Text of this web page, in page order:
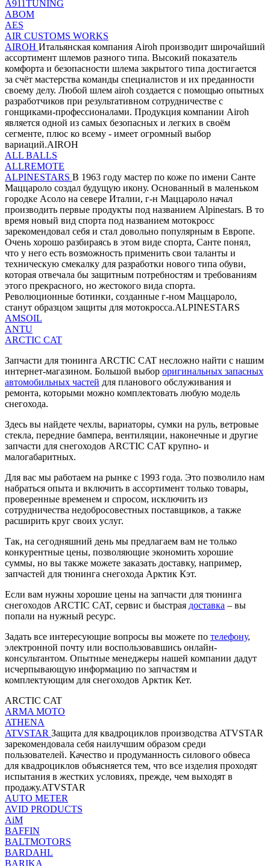
A911TUNING
ABOM
AES
AIR CUSTOMS WORKS
AIROH Итальянская компания Airoh производит широчайший
ассортимент шлемов разного типа. Высокий показатель
комфорта и безопасности шлема закрытого типа достигается
за счёт мастерства команды специалистов и их преданности
своему делу. Любой шлем airoh создается с помощью опытных
разработчиков при результативном сотрудничестве с
гонщиками-профессионалами. Продукция компании Airoh
является одной из самых безопасных и легких в своём
сегменте, плюс ко всему - имеет огромный выбор
вариаций.AIROH
ALL BALLS
ALLREMOTE
ALPINESTARS В 1963 году мастер по коже по имени Санте
Маццароло создал будущую икону. Основанный в маленьком
городке Асоло на севере Италии, г-н Маццароло начал
производить первые продукты под названием Alpinestars. В то
время новый вид спорта под названием мотокросс
зарекомендовал себя и стал довольно популярным в Европе.
Очень хорошо разбираясь в этом виде спорта, Санте понял,
что у него есть возможность применить свои таланты и
техническую смекалку для разработки нового типа обуви,
которая отвечала бы защитным потребностям и требованиям
этого прекрасного, но жестокого вида спорта.
Революционные ботинки, созданные г-ном Маццароло,
станут образцом защиты для мотокросса.ALPINESTARS
AMSOIL
ANTU
ARCTIC CAT
Запчасти для тюнинга ARCTIC CAT несложно найти с нашим
интернет-магазином. Большой выбор оригинальных запасных
автомобильных частей для планового обслуживания и
ремонта, которыми можно комплектовать любую модель
снегохода.
Здесь вы найдете чехлы, вариаторы, сумки на руль, ветровые
стекла, передние бампера, вентиляции, наконечные и другие
запчасти для снегоходов ARCTIC CAT крупно- и
малогабаритных.
Для вас мы работаем на рынке с 1993 года. Это позволило нам
набраться опыта и включить в ассортимент только товары,
проверенные временем и спросом, исключить из
сотрудничества недобросовестных поставщиков, а также
расширить круг своих услуг.
Так, на сегодняшний день мы предлагаем вам не только
конкурентные цены, позволяющие экономить хорошие
суммы, но вы также можете заказать доставку, например,
запчастей для тюнинга снегохода Арктик Кэт.
Если вам нужны хорошие цены на запчасти для тюнинга
снегоходов ARCTIC CAT, сервис и быстрая доставка – вы
попали на нужный ресурс.
Задать все интересующие вопросы вы можете по телефону,
электронной почту или воспользовавшись онлайн-
консультантом. Опытные менеджеры нашей компании дадут
исчерпывающую информацию по запчастям и
комплектующим для снегоходов Арктик Кет.
ARCTIC CAT
ARMA MOTO
ATHENA
ATVSTAR Защита для квадроциклов производства ATVSTAR
зарекомендовала себя наилучшим образом среди
пользователей. Качество и продуманность силового обвеса
для квадроциклов объясняется тем, что все изделия проходят
испытания в жестких условиях, прежде, чем выходят в
продажу.ATVSTAR
AUTO METER
AVID PRODUCTS
AiM
BAFFIN
BALTMOTORS
BARDAHL
BARIKA